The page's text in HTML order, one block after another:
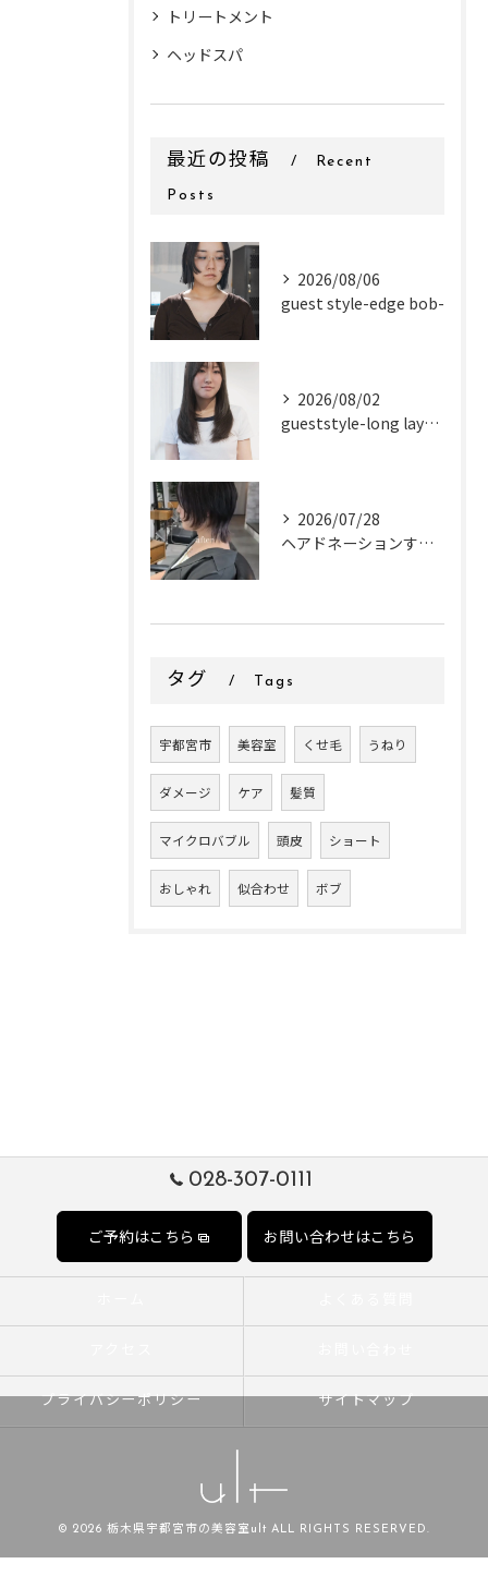
トリートメント
ヘッドスパ
最近の投稿 Recent
Posts
2026/08/06
guest style-edge bob-
2026/08/02
gueststyle-long layer-
2026/07/28
ヘアドネーションするお客様✂
タグ Tags
宇都宮市 美容室 くせ毛 うねり
ダメージ ケア 髪質
マイクロバブル 頭皮 ショート
おしゃれ 似合わせ ボブ
028-307-0111
ご予約はこちら お問い合わせはこちら
プライバシーポリシー サイトマップ
© 2026 栃木県宇都宮市の美容室ult ALL RIGHTS RESERVED.